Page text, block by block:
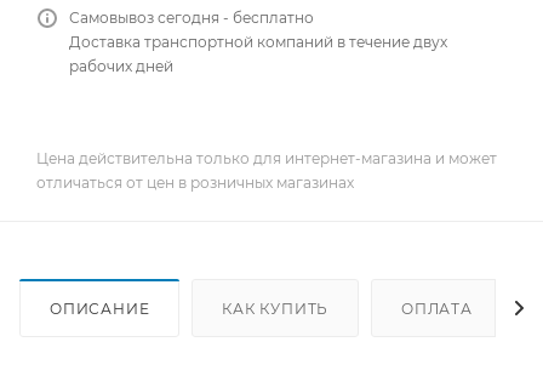
Самовывоз сегодня - бесплатно
Доставка транспортной компаний в течение двух
рабочих дней
Цена действительна только для интернет-магазина и может
отличаться от цен в розничных магазинах
ОПИСАНИЕ КАК КУПИТЬ ОПЛАТА